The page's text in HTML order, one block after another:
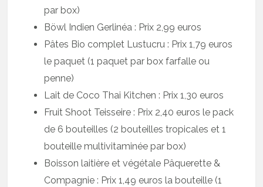
par box)
Böwl Indien Gerlinéa : Prix 2,99 euros
Pâtes Bio complet Lustucru : Prix 1,79 euros
le paquet (1 paquet par box farfalle ou
penne)
Lait de Coco Thai Kitchen : Prix 1,30 euros
Fruit Shoot Teisseire : Prix 2,40 euros le pack
de 6 bouteilles (2 bouteilles tropicales et 1
bouteille multivitaminée par box)
Boisson laitière et végétale Pâquerette &
Compagnie : Prix 1,49 euros la bouteille (1